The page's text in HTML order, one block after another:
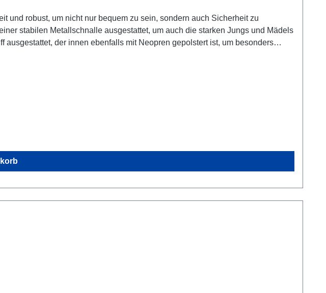
und robust, um nicht nur bequem zu sein, sondern auch Sicherheit zu
stabilen Metallschnalle ausgestattet, um auch die starken Jungs und Mädels
der innen ebenfalls mit Neopren gepolstert ist, um besonders